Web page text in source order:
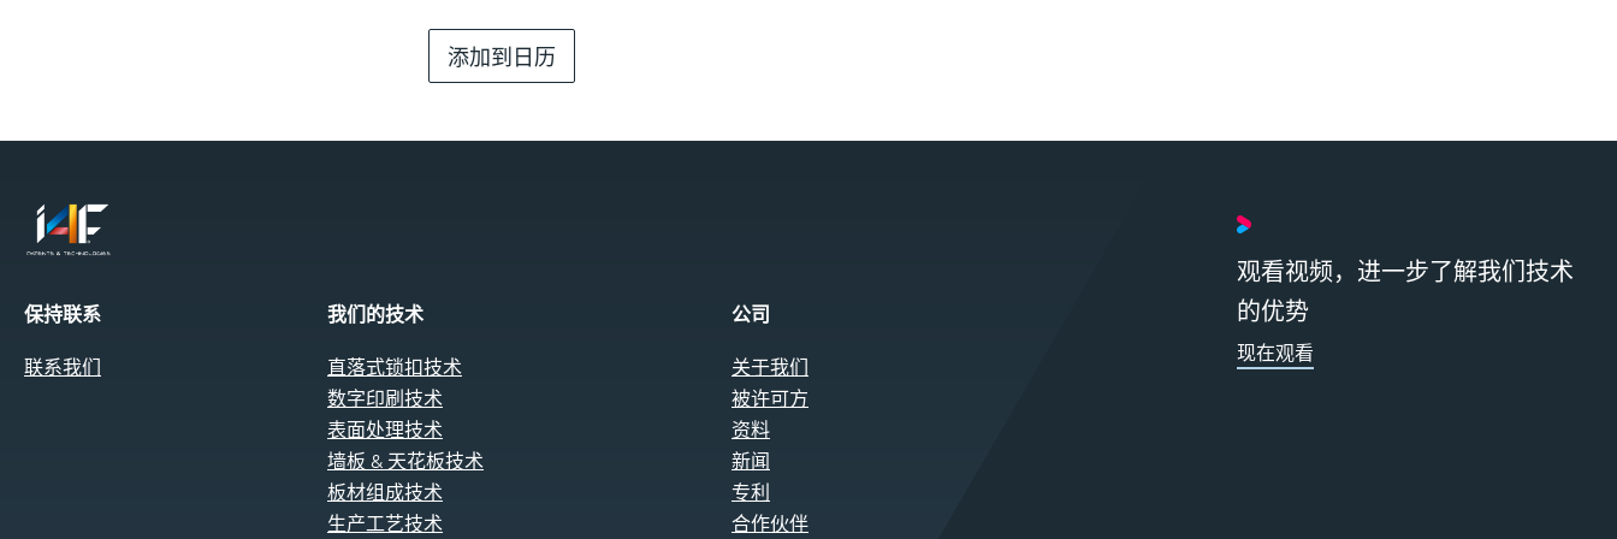
添加到日历
保持联系
联系我们
我们的技术
直落式锁扣技术
数字印刷技术
表面处理技术
墙板 & 天花板技术
板材组成技术
生产工艺技术
公司
关于我们
被许可方
资料
新闻
专利
合作伙伴
观看视频，进一步了解我们技术
的优势
现在观看